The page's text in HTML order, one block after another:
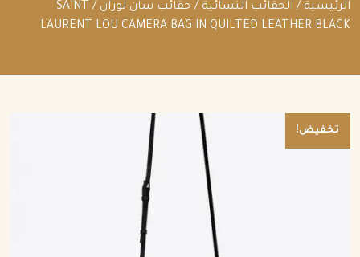
الرئيسية / الحقائب النسائية / حقائب سان لوران
/ SAINT
LAURENT LOU CAMERA BAG IN QUILTED LEATHER BLACK
تخفيض!